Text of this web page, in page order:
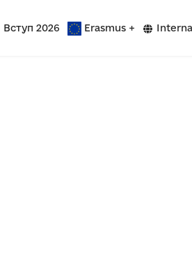
Вступ 2026 Erasmus +